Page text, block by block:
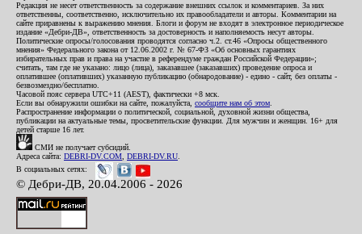
Редакция не несет ответственность за содержание внешних ссылок и комментариев. За них
ответственны, соответственно, исключительно их правообладатели и авторы. Комментарии на
сайте приравнены к выражению мнения. Блоги и форум не входят в электронное периодическое
издание «Дебри-ДВ», ответственность за достоверность и наполняемость несут авторы.
Политические опросы/голосования проводятся согласно ч.2. ст.46 «Опросы общественного
мнения» Федерального закона от 12.06.2002 г. № 67-ФЗ «Об основных гарантиях
избирательных прав и права на участие в референдуме граждан Российской Федерации»;
считать, там где не указано: лицо (лица), заказавшее (заказавших) проведение опроса и
оплатившее (оплативших) указанную публикацию (обнародование) - едино - сайт, без оплаты -
безвозмездно/бесплатно.
Часовой пояс сервера UTC+11 (AEST), фактически +8 мск.
Если вы обнаружили ошибки на сайте, пожалуйста, сообщите нам об этом
Распространение информации о политической, социальной, духовной жизни общества,
публикации на актуальные темы, просветительские функции. Для мужчин и женщин. 16+ для
детей старше 16 лет.
СМИ не получает субсидий.
Адреса сайта: DEBRI-DV.COM DEBRI-DV.RU
В социальных сетях:
© Дебри-ДВ, 20.04.2006 - 2026